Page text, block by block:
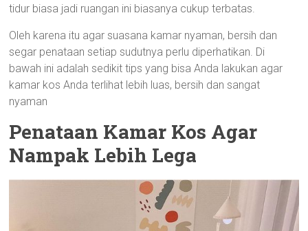
tidur biasa jadi ruangan ini biasanya cukup terbatas.
Oleh karena itu agar suasana kamar nyaman, bersih dan
segar penataan setiap sudutnya perlu diperhatikan. Di
bawah ini adalah sedikit tips yang bisa Anda lakukan agar
kamar kos Anda terlihat lebih luas, bersih dan sangat
nyaman
Penataan Kamar Kos Agar
Nampak Lebih Lega